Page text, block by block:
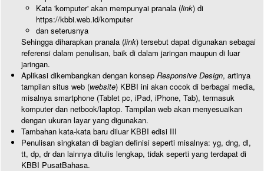
Kata 'komputer' akan mempunyai pranala (link) di
https://kbbi.web.id/komputer
dan seterusnya
Sehingga diharapkan pranala (link) tersebut dapat digunakan sebagai
referensi dalam penulisan, baik di dalam jaringan maupun di luar
jaringan.
Aplikasi dikembangkan dengan konsep Responsive Design, artinya
tampilan situs web (website) KBBI ini akan cocok di berbagai media,
misalnya smartphone (Tablet pc, iPad, iPhone, Tab), termasuk
komputer dan netbook/laptop. Tampilan web akan menyesuaikan
dengan ukuran layar yang digunakan.
Tambahan kata-kata baru diluar KBBI edisi III
Penulisan singkatan di bagian definisi seperti misalnya: yg, dng, dl,
tt, dp, dr dan lainnya ditulis lengkap, tidak seperti yang terdapat di
KBBI PusatBahasa.